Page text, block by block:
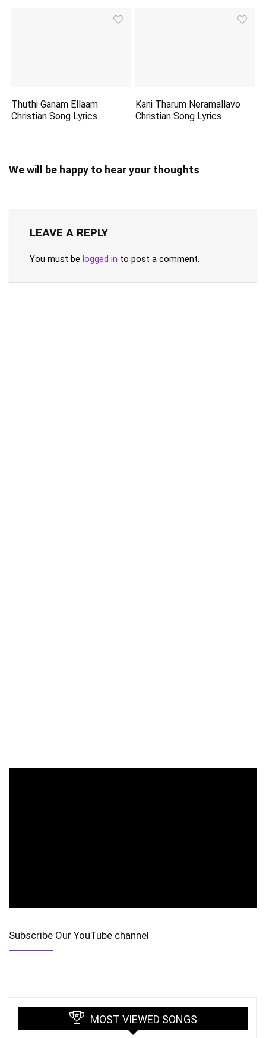
Thuthi Ganam Ellaam
Christian Song Lyrics
Kani Tharum Neramallavo
Christian Song Lyrics
We will be happy to hear your thoughts
LEAVE A REPLY
You must be logged in to post a comment.
Subscribe Our YouTube channel
MOST VIEWED SONGS